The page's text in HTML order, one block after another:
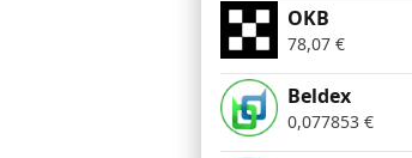
OKB
78,07 €
Beldex
0,077853 €